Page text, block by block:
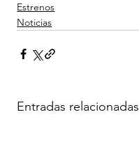
Estrenos
Noticias
Entradas relacionadas